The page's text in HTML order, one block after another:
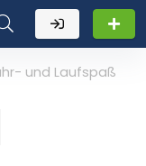
und Laufspaß